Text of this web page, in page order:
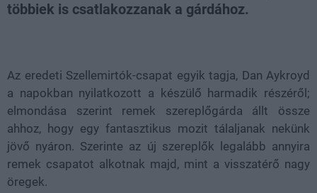
többiek is csatlakozzanak a gárdához.
Az eredeti Szellemirtók-csapat egyik tagja, Dan Aykroyd
a napokban nyilatkozott a készülő harmadik részéről;
elmondása szerint remek szereplőgárda állt össze
ahhoz, hogy egy fantasztikus mozit tálaljanak nekünk
jövő nyáron. Szerinte az új szereplők legalább annyira
remek csapatot alkotnak majd, mint a visszatérő nagy
öregek.